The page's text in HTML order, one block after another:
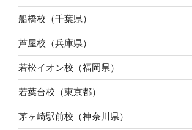
船橋校（千葉県）
芦屋校（兵庫県）
若松イオン校（福岡県）
若葉台校（東京都）
茅ヶ崎駅前校（神奈川県）